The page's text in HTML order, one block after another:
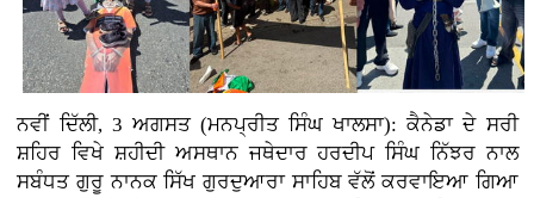
ਨਵੀਂ ਦਿੱਲੀ, 3ਅਗਸਤ (ਮਨਪ੍ਰੀਤ ਸਿੰਘ ਖਾਲਸਾ): ਕੈਨੇਡਾ ਦੇ ਸਰੀ
ਸ਼ਹਿਰ ਵਿਖੇ ਸ਼ਹੀਦੀ ਅਸਥਾਨ ਜਥੇਦਾਰ ਹਰਦੀਪ ਸਿੰਘ ਨਿੱਝਰ ਨਾਲ
ਸਬੰਧਤ ਗੁਰੂ ਨਾਨਕ ਸਿੱਖ ਗੁਰਦੁਆਰਾ ਸਾਹਿਬ ਵੱਲੋਂ ਕਰਵਾਇਆ ਗਿਆ